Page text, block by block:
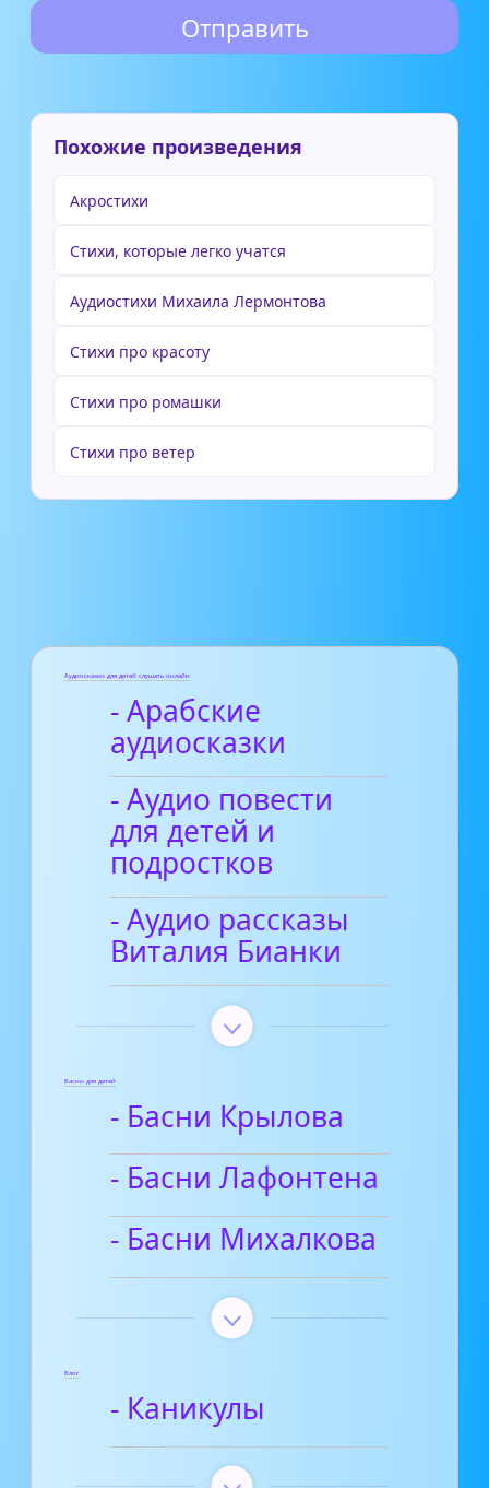
Похожие произведения
Акростихи
Стихи, которые легко учатся
Аудиостихи Михаила Лермонтова
Стихи про красоту
Стихи про ромашки
Стихи про ветер
Аудиосказки для детей слушать онлайн
- Арабские
аудиосказки
- Аудио повести
для детей и
подростков
- Аудио рассказы
Виталия Бианки
Басни для детей
- Басни Крылова
- Басни Лафонтена
- Басни Михалкова
Блог
- Каникулы